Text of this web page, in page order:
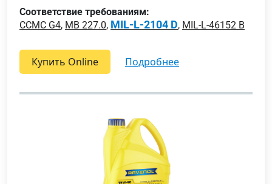
Соответствие требованиям:
CCMC G4, MB 227.0, MIL-L-2104 D, MIL-L-46152 B
Купить Online подробнее